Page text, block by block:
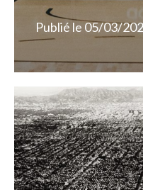
Publié le 05/03/